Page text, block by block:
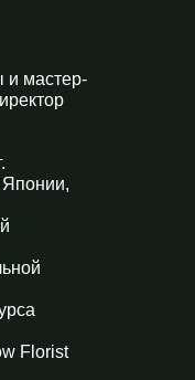
и мастер-
Японии,
Florist